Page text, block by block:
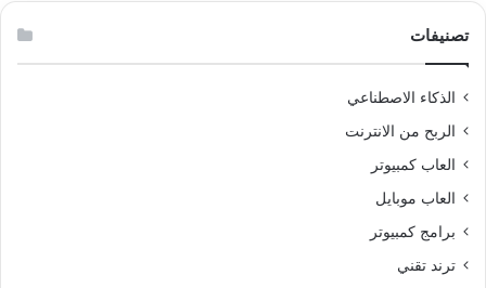
تصنيفات
الذكاء الاصطناعي
الربح من الانترنت
العاب كمبيوتر
العاب موبايل
برامج كمبيوتر
ترند تقني